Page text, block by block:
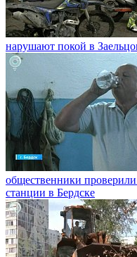
нарушают покой в
общественники
станции в Бердске